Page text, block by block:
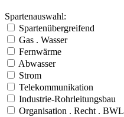
Spartenauswahl:
Spartenübergreifend
Gas . Wasser
Fernwärme
Abwasser
Strom
Telekommunikation
Industrie-Rohrleitungsbau
Organisation . Recht . BWL